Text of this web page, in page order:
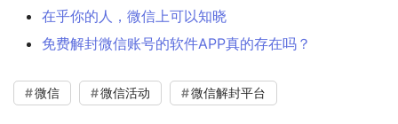
在乎你的人，微信上可以知晓
免费解封微信账号的软件APP真的存在吗？
微信 微信活动 微信解封平台